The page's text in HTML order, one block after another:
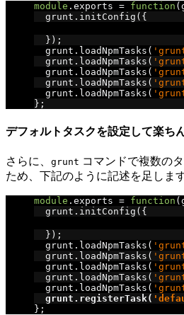
module . exports = function (
  grunt
. initConfig ({
});
  grunt
. loadNpmTasks (
  grunt
. loadNpmTasks (
  grunt
. loadNpmTasks (
  grunt
. loadNpmTasks (
  grunt
. loadNpmTasks (
};
デフォルトタスクを設定して楽ち
さらに、 grunt コマンドで複数の
ため、下記のように記述を足します
module . exports = function (
  grunt
. initConfig ({
});
  grunt
. loadNpmTasks (
  grunt
. loadNpmTasks (
  grunt
. loadNpmTasks (
  grunt
. loadNpmTasks (
  grunt
. loadNpmTasks (
grunt . registerTask (
};